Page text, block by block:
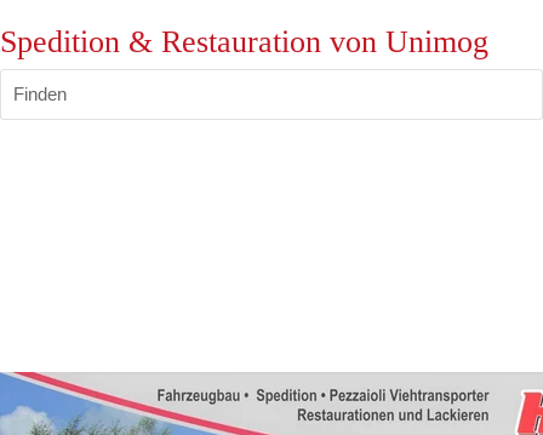
Spedition & Restauration von Unimog
Finden